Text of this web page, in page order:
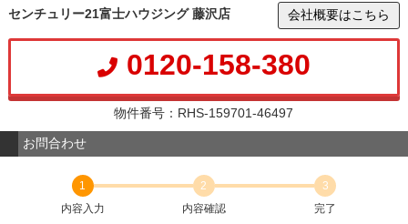
センチュリー21富士ハウジング 藤沢店 会社概要はこちら
0120-158-380
物件番号：RHS-159701-46497
お問合わせ
1
内容入力
2
内容確認
3
完了